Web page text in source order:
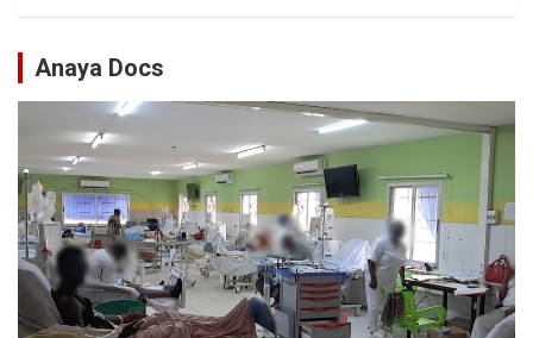
Anaya Docs